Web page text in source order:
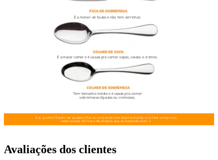
Avaliações dos clientes